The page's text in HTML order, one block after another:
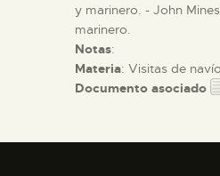
y marinero. - John
marinero.
Notas:
Materia: Visitas de
Documento asociado